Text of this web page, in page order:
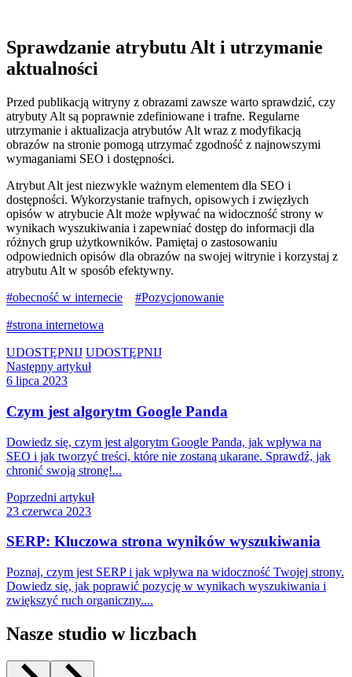
Sprawdzanie atrybutu Alt i utrzymanie
aktualności
Przed publikacją witryny z obrazami zawsze warto sprawdzić, czy
atrybuty Alt są poprawnie zdefiniowane i trafne. Regularne
utrzymanie i aktualizacja atrybutów Alt wraz z modyfikacją
obrazów na stronie pomogą utrzymać zgodność z najnowszymi
wymaganiami SEO i dostępności.
Atrybut Alt jest niezwykle ważnym elementem dla SEO i
dostępności. Wykorzystanie trafnych, opisowych i zwięzłych
opisów w atrybucie Alt może wpływać na widoczność strony w
wynikach wyszukiwania i zapewniać dostęp do informacji dla
różnych grup użytkowników. Pamiętaj o zastosowaniu
odpowiednich opisów dla obrazów na swojej witrynie i korzystaj z
atrybutu Alt w sposób efektywny.
obecność w internecie
Pozycjonowanie
strona internetowa
UDOSTĘPNIJ UDOSTĘPNIJ
Następny artykuł
6 lipca 2023
Czym jest algorytm Google Panda
Dowiedz się, czym jest algorytm Google Panda, jak wpływa na
SEO i jak tworzyć treści, które nie zostaną ukarane. Sprawdź, jak
chronić swoją stronę!...
Poprzedni artykuł
23 czerwca 2023
SERP: Kluczowa strona wyników wyszukiwania
Poznaj, czym jest SERP i jak wpływa na widoczność Twojej strony.
Dowiedz się, jak poprawić pozycję w wynikach wyszukiwania i
zwiększyć ruch organiczny....
Nasze studio w liczbach